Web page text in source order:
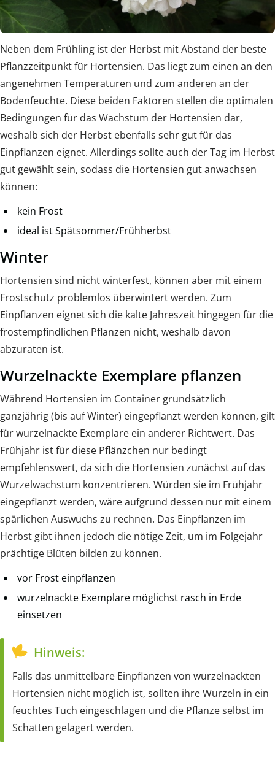
Neben dem Frühling ist der Herbst mit Abstand der beste
Pflanzzeitpunkt für Hortensien. Das liegt zum einen an den
angenehmen Temperaturen und zum anderen an der
Bodenfeuchte. Diese beiden Faktoren stellen die optimalen
Bedingungen für das Wachstum der Hortensien dar,
weshalb sich der Herbst ebenfalls sehr gut für das
Einpflanzen eignet. Allerdings sollte auch der Tag im Herbst
gut gewählt sein, sodass die Hortensien gut anwachsen
können:
kein Frost
ideal ist Spätsommer/Frühherbst
Winter
Hortensien sind nicht winterfest, können aber mit einem
Frostschutz problemlos überwintert werden. Zum
Einpflanzen eignet sich die kalte Jahreszeit hingegen für die
frostempfindlichen Pflanzen nicht, weshalb davon
abzuraten ist.
Wurzelnackte Exemplare pflanzen
Während Hortensien im Container grundsätzlich
ganzjährig (bis auf Winter) eingepflanzt werden können, gilt
für wurzelnackte Exemplare ein anderer Richtwert. Das
Frühjahr ist für diese Pflänzchen nur bedingt
empfehlenswert, da sich die Hortensien zunächst auf das
Wurzelwachstum konzentrieren. Würden sie im Frühjahr
eingepflanzt werden, wäre aufgrund dessen nur mit einem
spärlichen Auswuchs zu rechnen. Das Einpflanzen im
Herbst gibt ihnen jedoch die nötige Zeit, um im Folgejahr
prächtige Blüten bilden zu können.
vor Frost einpflanzen
wurzelnackte Exemplare möglichst rasch in Erde
einsetzen
Hinweis:
Falls das unmittelbare Einpflanzen von wurzelnackten
Hortensien nicht möglich ist, sollten ihre Wurzeln in ein
feuchtes Tuch eingeschlagen und die Pflanze selbst im
Schatten gelagert werden.